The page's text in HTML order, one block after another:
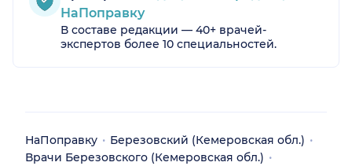
НаПоправку
В составе редакции — 40+ врачей-
экспертов более 10 специальностей.
НаПоправку
Березовский (Кемеровская обл.)
Врачи Березовского (Кемеровская обл.)